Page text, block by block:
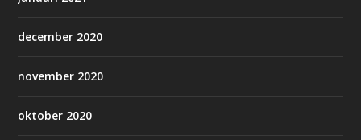
december 2020
november 2020
oktober 2020